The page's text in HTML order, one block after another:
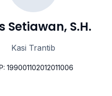
Setiawan, S.H.
Kasi Trantib
199001102012011006